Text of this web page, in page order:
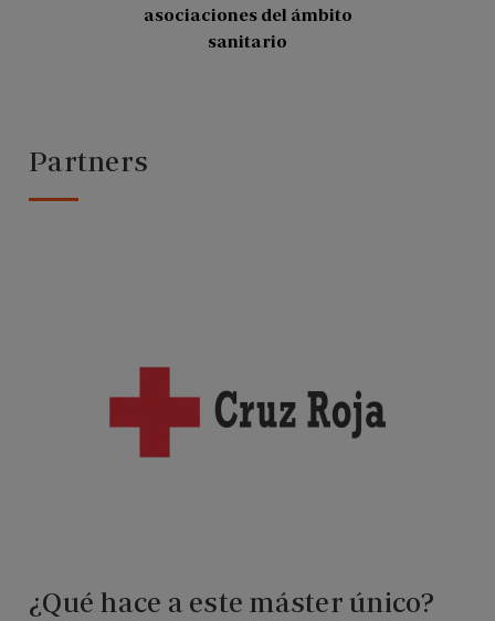
asociaciones del ámbito
sanitario
Partners
¿Qué hace a este máster único?